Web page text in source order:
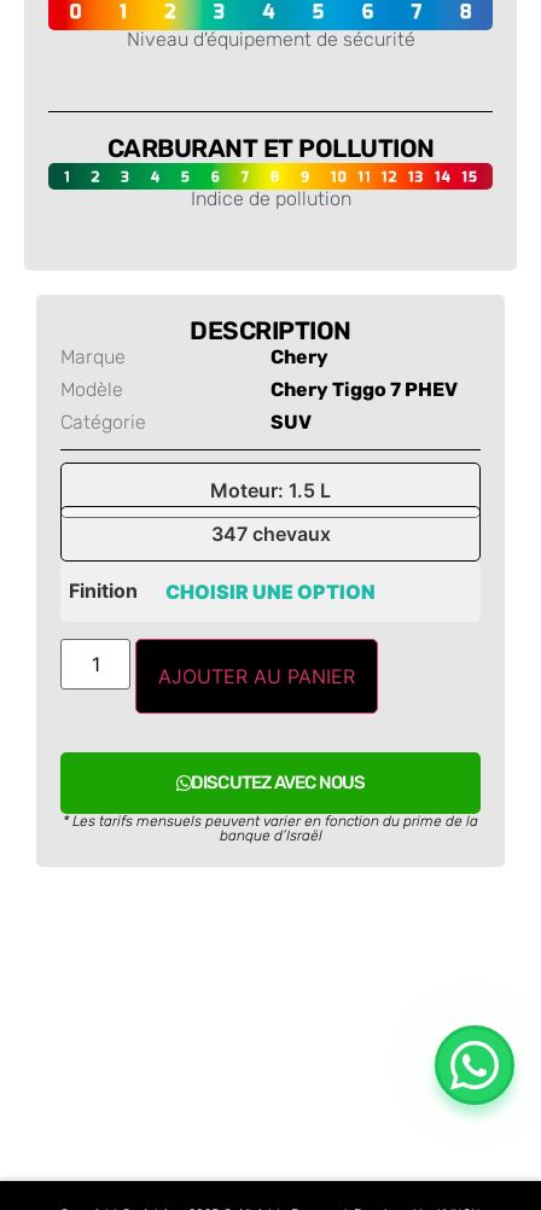
Niveau d'équipement de sécurité
CARBURANT ET POLLUTION
Indice de pollution
DESCRIPTION
Marque
Chery
Modèle
Chery Tiggo 7 PHEV
Catégorie
SUV
Moteur: 1.5 L
347 chevaux
Finition
AJOUTER AU PANIER
DISCUTEZ AVEC NOUS
* Les tarifs mensuels peuvent varier en fonction du prime de la
banque d’Israël